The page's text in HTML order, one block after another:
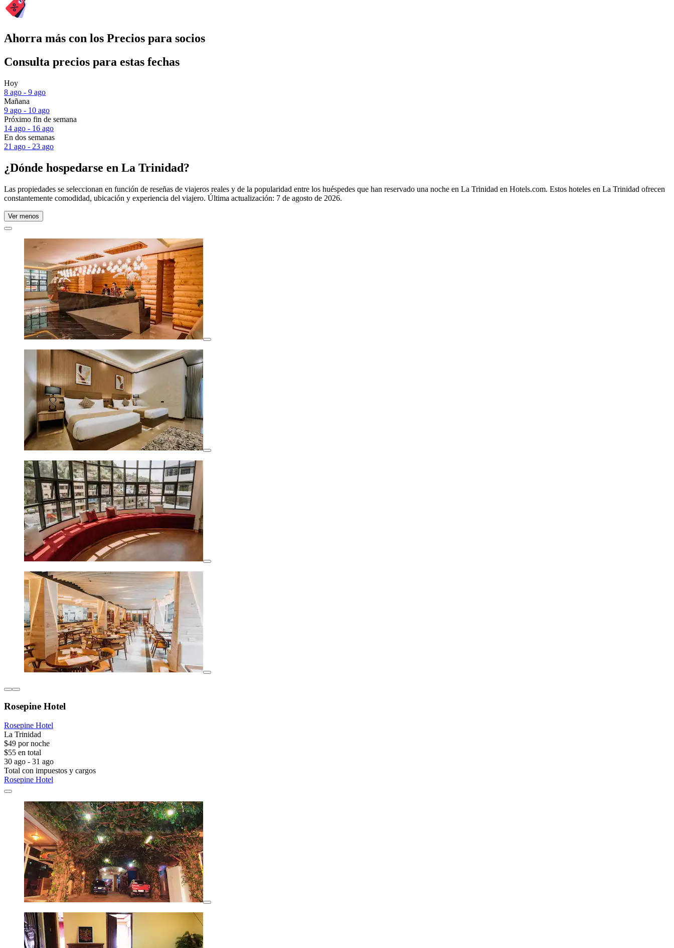
Ahorra más con los Precios para socios
Consulta precios para estas fechas
Hoy
8 ago - 9 ago
Mañana
9 ago - 10 ago
Próximo fin de semana
14 ago - 16 ago
En dos semanas
21 ago - 23 ago
¿Dónde hospedarse en La Trinidad?
Las propiedades se seleccionan en función de reseñas de viajeros reales y de la popularidad entre los huéspedes que han reservado una noche en La Trinidad en Hotels.com. Estos hoteles en La Trinidad ofrecen
constantemente comodidad, ubicación y experiencia del viajero. Última actualización: 7 de agosto de 2026.
Ver menos
Rosepine Hotel
Rosepine Hotel
La Trinidad
$49 por noche
$55 en total
30 ago - 31 ago
Total con impuestos y cargos
Rosepine Hotel